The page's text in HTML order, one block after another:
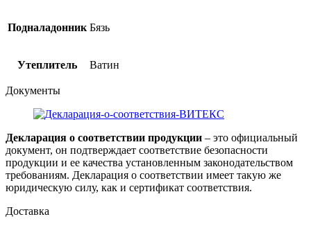
Подналадонник Бязь
Утеплитель Ватин
Документы
Декларация о соответствии продукции – это официальный
документ, он подтверждает соответствие безопасности
продукции и ее качества установленным законодательством
требованиям. Декларация о соответствии имеет такую же
юридическую силу, как и сертификат соответствия.
Доставка